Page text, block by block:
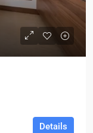
Details